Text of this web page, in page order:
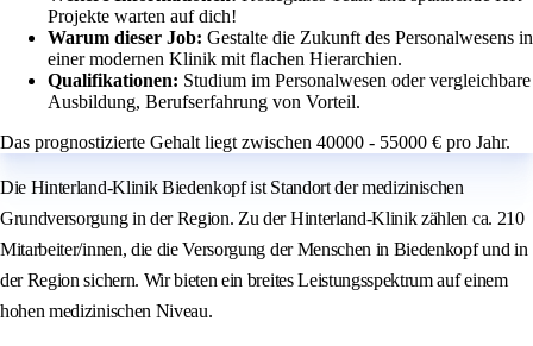
Projekte warten auf dich!
Warum dieser Job: Gestalte die Zukunft des Personalwesens in
einer modernen Klinik mit flachen Hierarchien.
Qualifikationen: Studium im Personalwesen oder vergleichbare
Ausbildung, Berufserfahrung von Vorteil.
Das prognostizierte Gehalt liegt zwischen 40000 - 55000 € pro Jahr.
Die Hinterland-Klinik Biedenkopf ist Standort der medizinischen
Grundversorgung in der Region. Zu der Hinterland-Klinik zählen ca. 210
Mitarbeiter/innen, die die Versorgung der Menschen in Biedenkopf und in
der Region sichern. Wir bieten ein breites Leistungsspektrum auf einem
hohen medizinischen Niveau.